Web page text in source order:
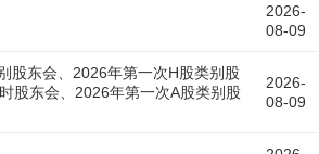
2026-
08-09
股东会、2026年第一次H股类别股
股东会、2026年第一次A股类别股
2026-
08-09